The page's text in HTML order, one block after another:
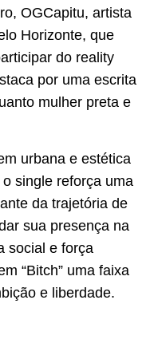
OGCapitu, artista
Horizonte, que
do reality
por uma escrita
mulher preta e
urbana e estética
single reforça uma
da trajetória de
sua presença na
social e força
“Bitch” uma faixa
e liberdade.